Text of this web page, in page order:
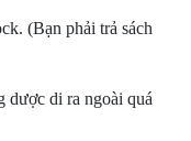
(Bạn phải trả sách
dược di ra ngoài quá